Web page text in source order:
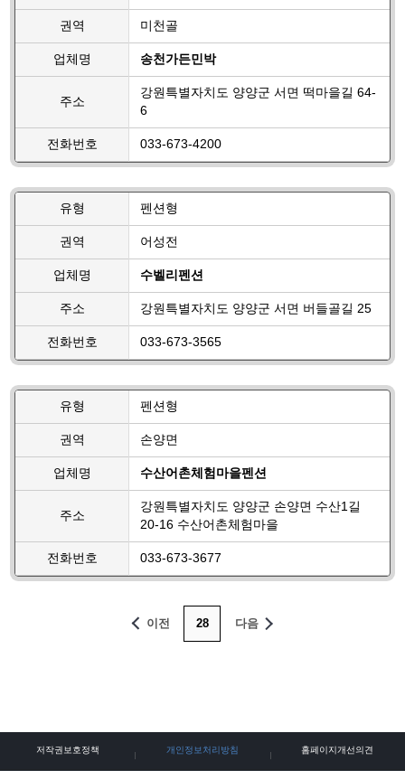
권역 미천골
업체명 송천가든민박
주소
강원특별자치도 양양군 서면 떡마을길 64-
6
전화번호 033-673-4200
유형 펜션형
권역 어성전
업체명 수벨리펜션
주소 강원특별자치도 양양군 서면 버들골길 25
전화번호 033-673-3565
유형 펜션형
권역 손양면
업체명 수산어촌체험마을펜션
주소
강원특별자치도 양양군 손양면 수산1길
20-16 수산어촌체험마을
전화번호 033-673-3677
이전 28 다음
저작권보호정책 개인정보처리방침 홈페이지개선의견